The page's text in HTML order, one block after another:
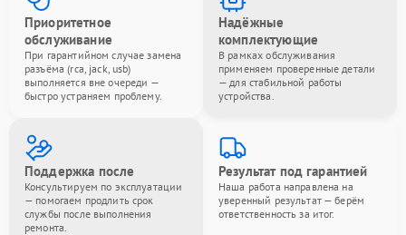
Приоритетное
обслуживание
При гарантийном случае замена
разъёма (rca, jack, usb)
выполняется вне очереди —
быстро устраняем проблему.
Надёжные
комплектующие
В рамках обслуживания
применяем проверенные детали
— для стабильной работы
устройства.
Поддержка после
Консультируем по эксплуатации
— помогаем продлить срок
службы после выполнения
ремонта.
Результат под гарантией
Наша работа направлена на
уверенный результат — берём
ответственность за итог.